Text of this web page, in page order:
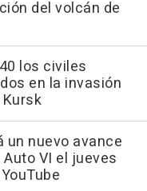
del volcán de
los civiles
en la invasión
un nuevo avance
VI el jueves